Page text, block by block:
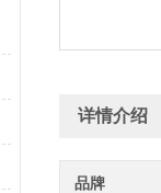
详情介绍
品牌